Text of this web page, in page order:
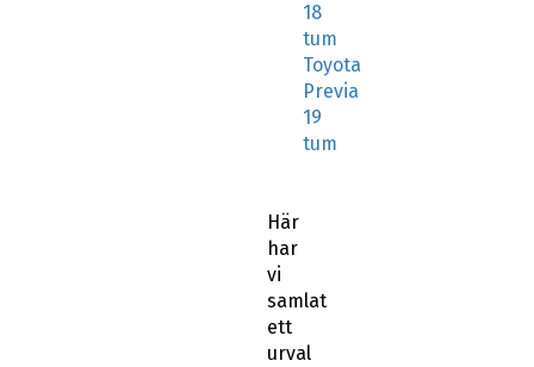
18
tum
Toyota
Previa
19
tum
Här
har
vi
samlat
ett
urval